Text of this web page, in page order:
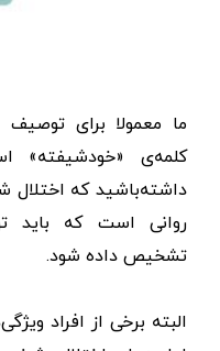
ما معمولا برای
کلمه‌ی «خودشیفته»
داشته‌باشید که
روانی است که
تشخیص داده شود.
البته برخی از افراد